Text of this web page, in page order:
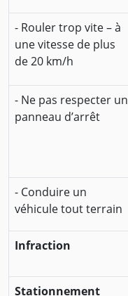
- Rouler trop vite – à
une vitesse de plus
de 20 km/h
- Ne pas respecter un
panneau d’arrêt
- Conduire un
véhicule tout terrain
Infraction
Stationnement